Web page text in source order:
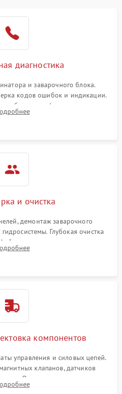
диагностика
и заварочного блока.
кодов ошибок и индикации.
и кофемолки на слух.
давления воды для выявления
и очистка
демонтаж заварочного
Глубокая очистка
масел, жмыха и накипи.
и фильтров с использованием
компонентов
управления и силовых цепей.
клапанов, датчиков
Оценка степени износа
колец гидросистемы